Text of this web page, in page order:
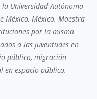
la Universidad Autónoma
México, México. Maestra
por la misma
a las juventudes en
público, migración
en espacio público.